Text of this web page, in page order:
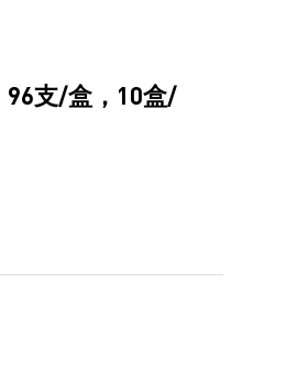
96支/盒，10盒/